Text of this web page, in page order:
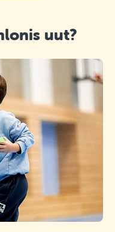
uut?